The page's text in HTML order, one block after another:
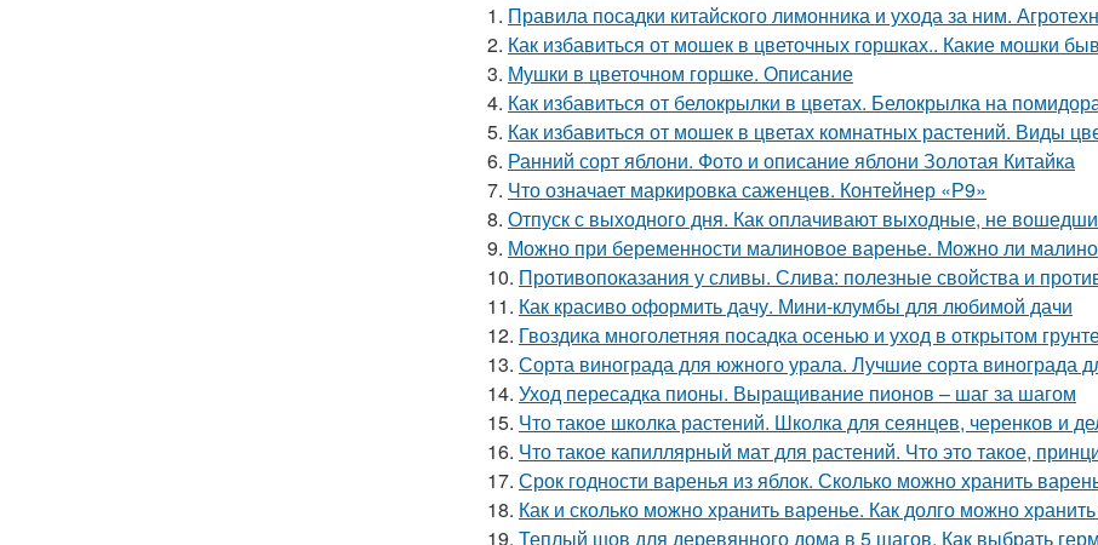
1. Правила посадки китайского лимонника и ухода за ним.
2. Как избавиться от мошек в цветочных горшках.. Какие мошки
3. Мушки в цветочном горшке. Описание
4. Как избавиться от белокрылки в цветах. Белокрылка на
5. Как избавиться от мошек в цветах комнатных растений. Виды
6. Ранний сорт яблони. Фото и описание яблони Золотая Китайка
7. Что означает маркировка саженцев. Контейнер «Р9»
8. Отпуск с выходного дня. Как оплачивают выходные, не
9. Можно при беременности малиновое варенье. Можно ли
10. Противопоказания у сливы. Слива: полезные свойства и
11. Как красиво оформить дачу. Мини-клумбы для любимой дачи
12. Гвоздика многолетняя посадка осенью и уход в открытом
13. Сорта винограда для южного урала. Лучшие сорта винограда
14. Уход пересадка пионы. Выращивание пионов – шаг за шагом
15. Что такое школка растений. Школка для сеянцев, черенков и
16. Что такое капиллярный мат для растений. Что это такое,
17. Срок годности варенья из яблок. Сколько можно хранить
18. Как и сколько можно хранить варенье. Как долго можно
19. Теплый шов для деревянного дома в 5 шагов. Как выбрать